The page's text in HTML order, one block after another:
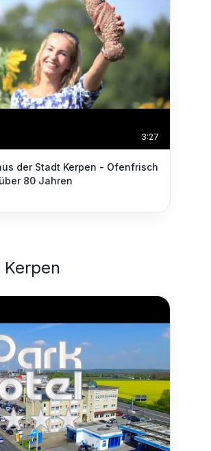
3:27
der Stadt Kerpen - Ofenfrisch
80 Jahren
Kerpen